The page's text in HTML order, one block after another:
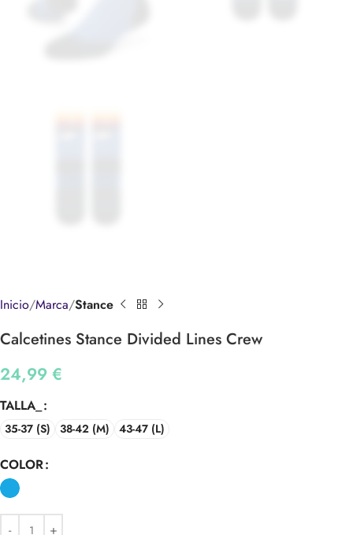
Inicio Marca Stance
Calcetines Stance Divided Lines Crew
24,99 €
TALLA_
35-37 (S) 38-42 (M) 43-47 (L)
COLOR